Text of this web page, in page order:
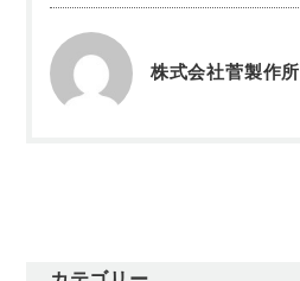
株式会社菅製作所